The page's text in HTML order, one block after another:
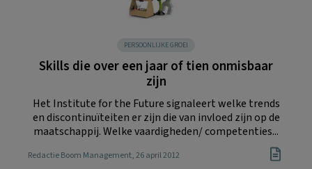
PERSOONLIJKE GROEI
Skills die over een jaar of tien onmisbaar
zijn
Het Institute for the Future signaleert welke trends
en discontinuïteiten er zijn die van invloed zijn op de
maatschappij. Welke vaardigheden/ competenties...
Redactie Boom Management, 26 april 2012